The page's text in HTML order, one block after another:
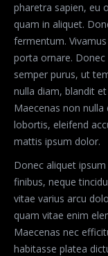
pharetra sapien, eu
quam in aliquet.
fermentum.
porta ornare.
semper purus, ut
nulla diam, blandit
Maecenas non
lobortis, eleifend
mattis ipsum dolor.
Donec aliquet
finibus, neque
vitae varius arcu
quam vitae enim
Maecenas nec
habitasse platea